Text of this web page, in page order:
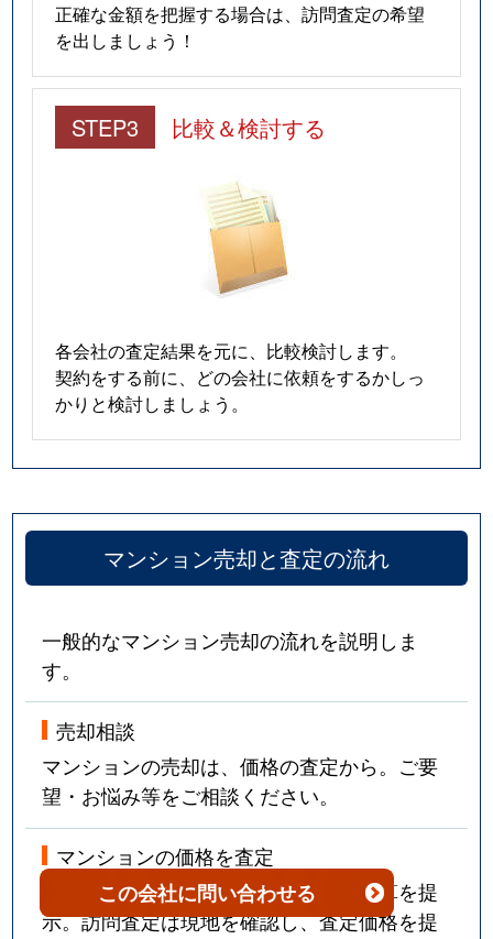
富有学区
1,800万円
丸太町(京都市
本能学区
1,700万円
大宮(京都)
本能学区
3,500万円
3,900万円
1,400万円
1,800万円
本能学区
1,400万円
大宮(京都)
本能学区
4,500万円
大宮(京都)
本能学区
5,400万円
大宮(京都)
本能学区
5,000万円
烏丸
本能学区
6,500万円
烏丸御池
本能学区
4,000万円
烏丸御池
本能学区
6,000万円
烏丸御池
本能学区
1,800万円
本能学区
4,300万円
烏丸御池
本能学区
7,500万円 四条(京都市営)
正確な金額を把握する場合は、訪問査定の希望
を出しましょう！
STEP3 比較＆検討する
各会社の査定結果を元に、比較検討します。
契約をする前に、どの会社に依頼をするかしっ
かりと検討しましょう。
マンション売却と査定の流れ
一般的なマンション売却の流れを説明しま
す。
売却相談
マンションの売却は、価格の査定から。ご要
望・お悩み等をご相談ください。
マンションの価格を査定
簡易査定は近隣の売却事例などから概算を提
示。訪問査定は現地を確認し、査定価格を提
この会社に問い合わせる